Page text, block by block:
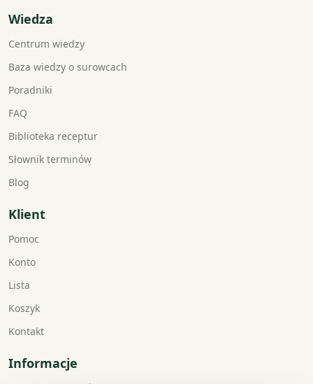
Wiedza
Centrum wiedzy
Baza wiedzy o surowcach
Poradniki
FAQ
Biblioteka receptur
Słownik terminów
Blog
Klient
Pomoc
Konto
Lista
Koszyk
Kontakt
Informacje